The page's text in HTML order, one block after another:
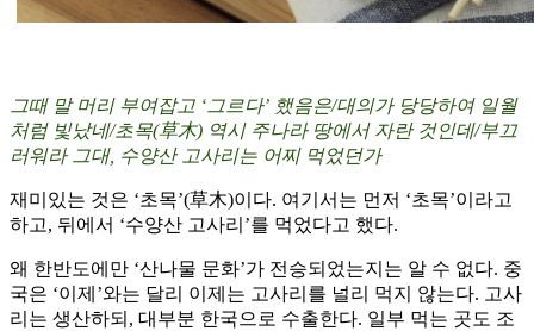
그때 말 머리 부여잡고 ‘그르다’ 했음은/대의가 당당하여 일월
처럼 빛났네/초목(草木) 역시 주나라 땅에서 자란 것인데/부끄
러워라 그대, 수양산 고사리는 어찌 먹었던가
재미있는 것은 ‘초목’(草木)이다. 여기서는 먼저 ‘초목’이라고
하고, 뒤에서 ‘수양산 고사리’를 먹었다고 했다.
왜 한반도에만 ‘산나물 문화’가 전승되었는지는 알 수 없다. 중
국은 ‘이제’와는 달리 이제는 고사리를 널리 먹지 않는다. 고사
리는 생산하되, 대부분 한국으로 수출한다. 일부 먹는 곳도 조